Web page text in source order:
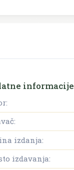
informacije
izdanja:
izdavanja: